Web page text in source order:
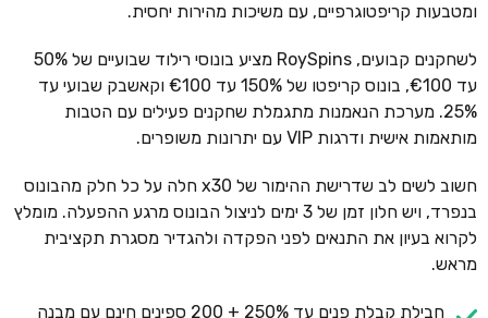
ומטבעות קריפטוגרפיים, עם משיכות מהירות יחסית.
לשחקנים קבועים, RoySpins מציע בונוסי רילוד שבועיים של 50%
עד €100, בונוס קריפטו של 150% עד €100 וקאשבק שבועי עד
25%. מערכת הנאמנות מתגמלת שחקנים פעילים עם הטבות
מותאמות אישית ודרגות VIP עם יתרונות משופרים.
חשוב לשים לב שדרישת ההימור של x30 חלה על כל חלק מהבונוס
בנפרד, ויש חלון זמן של 3 ימים לניצול הבונוס מרגע ההפעלה. מומלץ
לקרוא בעיון את התנאים לפני הפקדה ולהגדיר מסגרת תקציבית
מראש.
חבילת קבלת פנים עד 250% + 200 ספינים חינם עם מבנה